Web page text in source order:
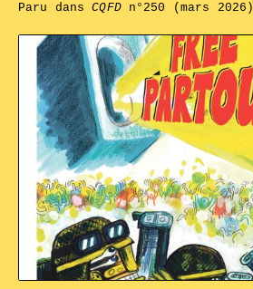
Paru dansCQFDn°250 (mars 2026)